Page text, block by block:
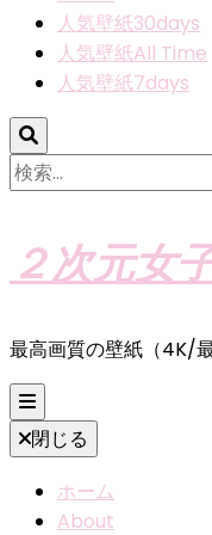
人気壁紙30days
人気壁紙All Time
人気壁紙7days
検
索:
２次元女
最高画質の壁紙（4K/
閉じる
ホーム
About